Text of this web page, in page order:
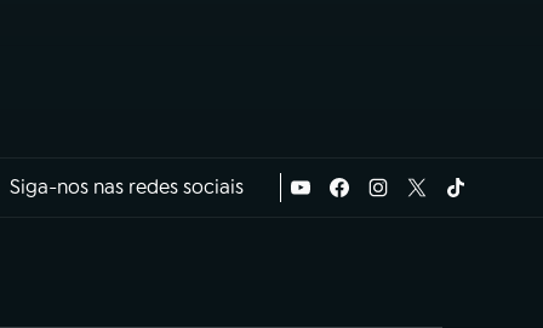
Siga-nos nas redes sociais